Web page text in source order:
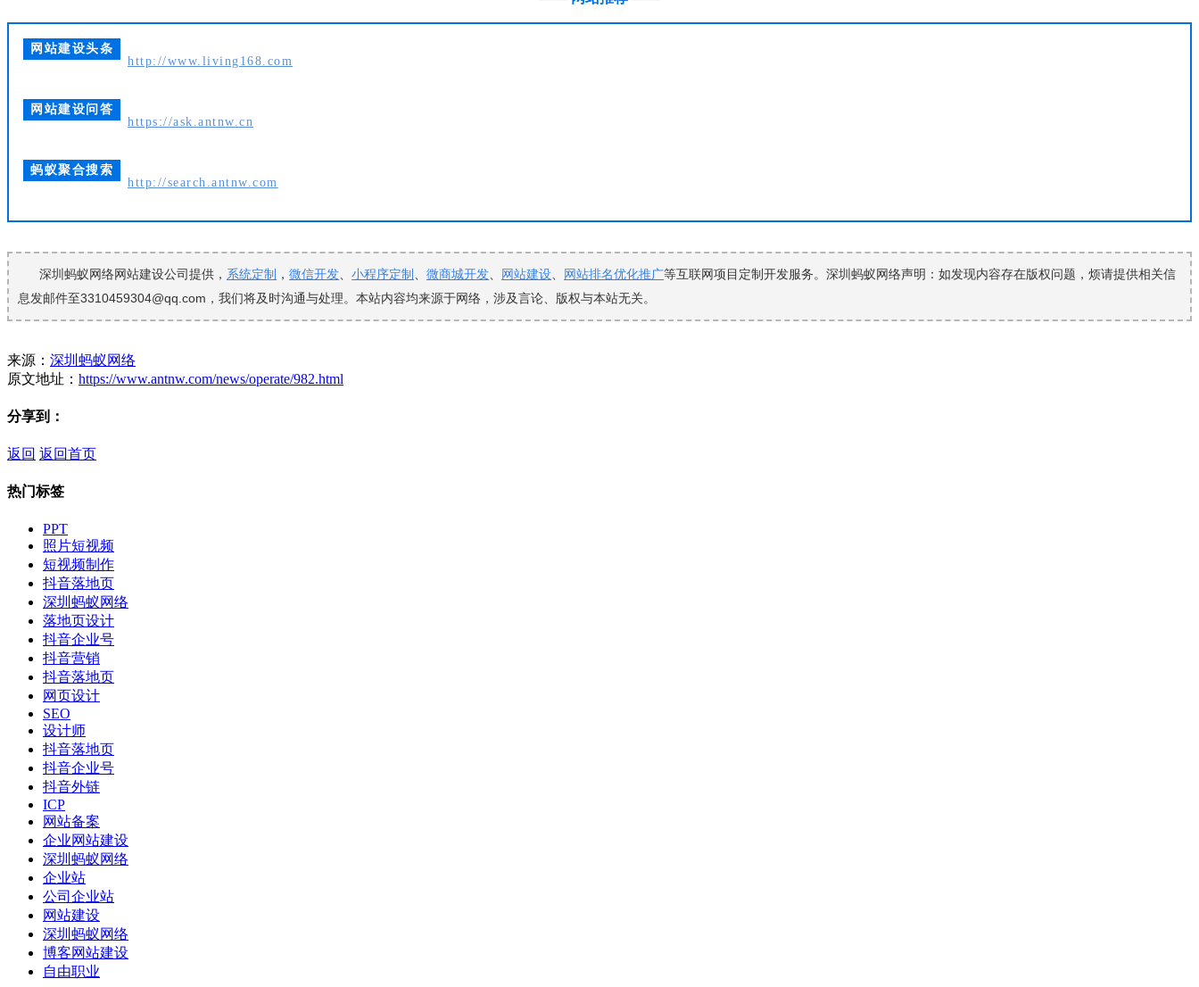
网站建设头条
http://www.living168.com
网站建设问答
https://ask.antnw.cn
蚂蚁聚合搜索
http://search.antnw.com
深圳蚂蚁网络网站建设公司提供， 系统定制 ，微信开发、小程序定制 、微商城开发、 网站建设、 网站排名优化推广等互联网项目定制开发服务。深圳蚂蚁网络声明：如发现内容存在版权问题，烦请提供相关信
息发邮件至3310459304@qq.com，我们将及时沟通与处理。本站内容均来源于网络，涉及言论、版权与本站无关。
来源： 深圳蚂蚁网络
原文地址： https://www.antnw.com/news/operate/982.html
分享到：
返回 返回首页
热门标签
PPT
照片短视频
短视频制作
抖音落地页
深圳蚂蚁网络
落地页设计
抖音企业号
抖音营销
抖音落地页
网页设计
SEO
设计师
抖音落地页
抖音企业号
抖音外链
ICP
网站备案
企业网站建设
深圳蚂蚁网络
企业站
公司企业站
网站建设
深圳蚂蚁网络
博客网站建设
自由职业